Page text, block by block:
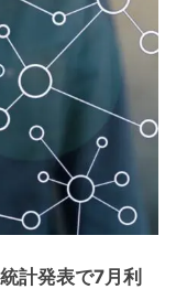
計発表で7月利